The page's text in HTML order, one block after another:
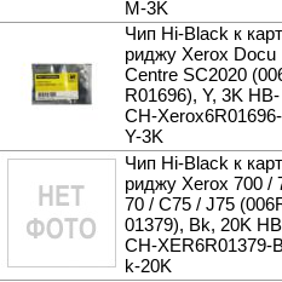
M-3K
Чип Hi-Black к карт
риджу Xerox Docu
Centre SC2020
R01696), Y, 3K HB-
CH-Xerox6R01696-
Y-3K
Чип Hi-Black к карт
риджу Xerox 700 /
70 / C75 / J75
01379), Bk, 20K
CH-XER6R01379-
k-20K